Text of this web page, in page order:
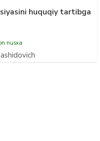
huquqiy tartibga
nusxa